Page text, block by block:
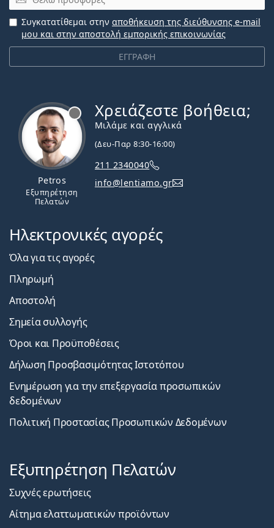
ΕΓΓΡΑΦΗ
Συγκατατίθεμαι στην αποθήκευση της διεύθυνσης e-mail
μου και στην αποστολή εμπορικής επικοινωνίας
Petros
Εξυπηρέτηση
Πελατών
Χρειάζεστε βοήθεια;
Μιλάμε και αγγλικά
(Δευ-Παρ 8:30-16:00)
211 2340040
info@lentiamo.gr
Ηλεκτρονικές αγορές
Όλα για τις αγορές
Πληρωμή
Αποστολή
Σημεία συλλογής
Όροι και Προϋποθέσεις
Δήλωση Προσβασιμότητας Ιστοτόπου
Ενημέρωση για την επεξεργασία προσωπικών
δεδομένων
Πολιτική Προστασίας Προσωπικών Δεδομένων
Εξυπηρέτηση Πελατών
Συχνές ερωτήσεις
Αίτημα ελαττωματικών προϊόντων